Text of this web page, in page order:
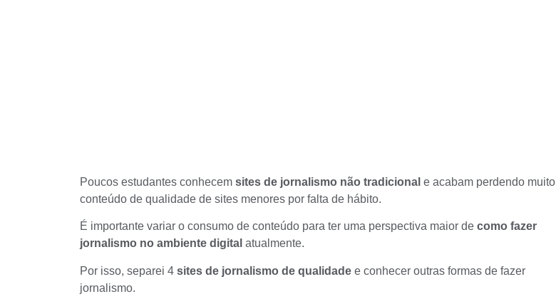
Poucos estudantes conhecem sites de jornalismo não tradicional e acabam perdendo muito
conteúdo de qualidade de sites menores por falta de hábito.
É importante variar o consumo de conteúdo para ter uma perspectiva maior de como fazer
jornalismo no ambiente digital atualmente.
Por isso, separei 4 sites de jornalismo de qualidade e conhecer outras formas de fazer
jornalismo.